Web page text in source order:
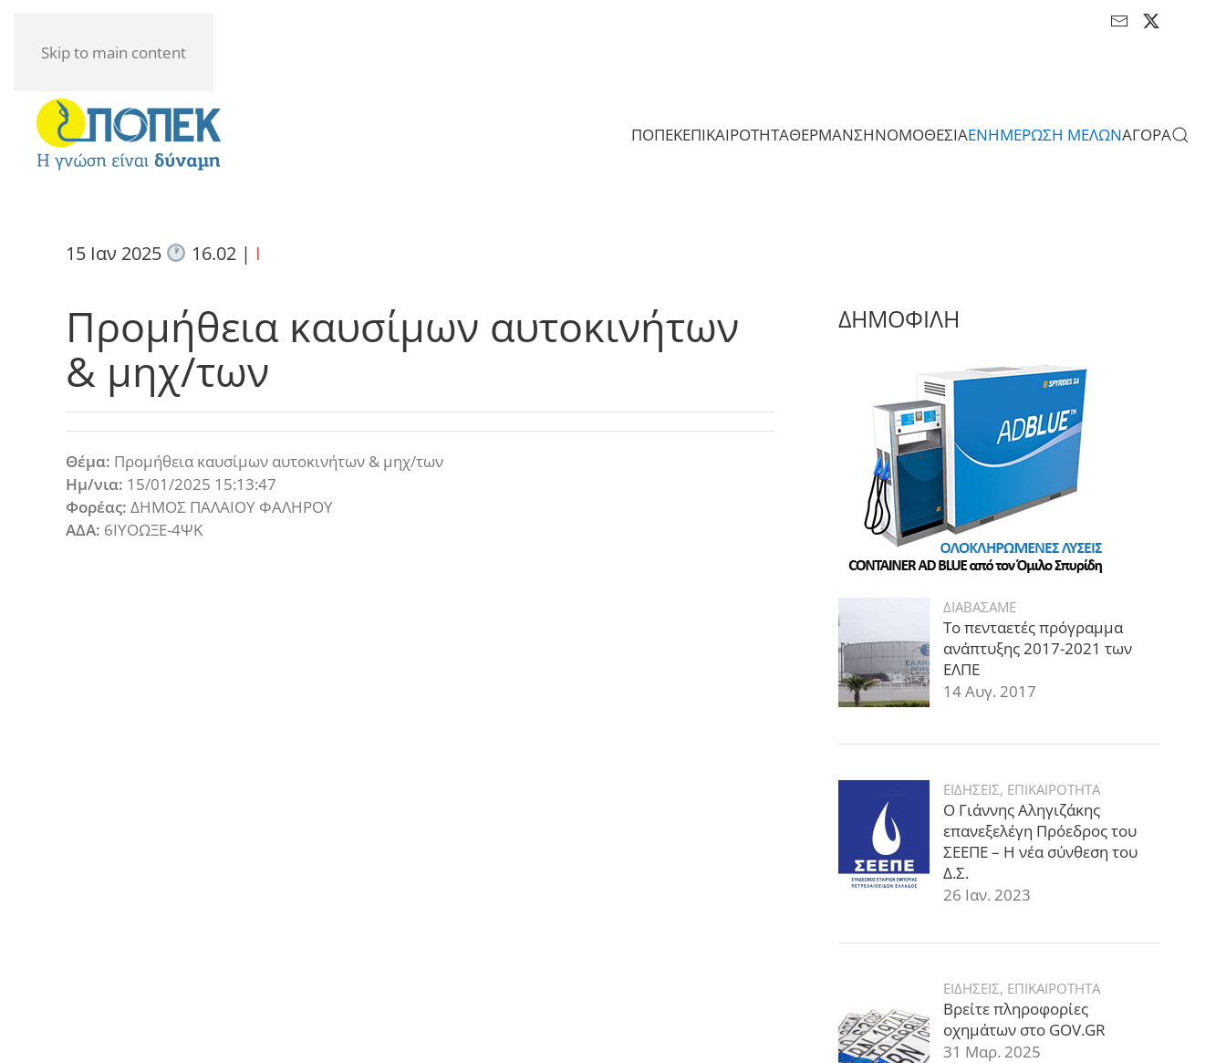
Skip to main content
ΠΟΠΕΚΕΠΙΚΑΙΡΟΤΗΤΑΘΕΡΜΑΝΣΗΝΟΜΟΘΕΣΙΑΕΝΗΜΕΡΩΣΗ ΜΕΛΩΝΑΓΟΡΑ
15 Ιαν 2025 16.02| I
Προμήθεια καυσίμων αυτοκινήτων
& μηχ/των
Θέμα: Προμήθεια καυσίμων αυτοκινήτων & μηχ/των
Ημ/νια: 15/01/2025 15:13:47
Φορέας: ΔΗΜΟΣ ΠΑΛΑΙΟΥ ΦΑΛΗΡΟΥ
ΑΔΑ: 6ΙΥΟΩΞΕ-4ΨΚ
ΔΗΜΟΦΙΛΗ
ΔΙΑΒΑΣΑΜΕ
Το πενταετές πρόγραμμα
ανάπτυξης 2017-2021 των
ΕΛΠΕ
14 Αυγ. 2017
ΕΙΔΗΣΕΙΣ, ΕΠΙΚΑΙΡΟΤΗΤΑ
Ο Γιάννης Αληγιζάκης
επανεξελέγη Πρόεδρος του
ΣΕΕΠΕ – Η νέα σύνθεση του
Δ.Σ.
26 Ιαν. 2023
ΕΙΔΗΣΕΙΣ, ΕΠΙΚΑΙΡΟΤΗΤΑ
Βρείτε πληροφορίες
οχημάτων στο GOV.GR
31 Μαρ. 2025